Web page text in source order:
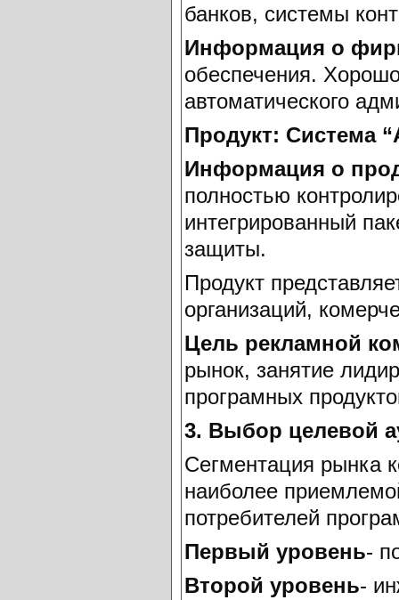
банков, системы
Информация о
обеспечения.
автоматического
Продукт: Система
Информация о
полностью
интегрированный
защиты.
Продукт
организаций,
Цель рекламной
рынок, занятие
програмных
3. Выбор целевой
Сегментация рынка
наиболее
потребителей
Первый уровень-
Второй уровень-